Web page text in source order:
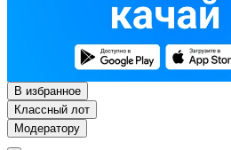
В избранное
Классный лот
Модератору